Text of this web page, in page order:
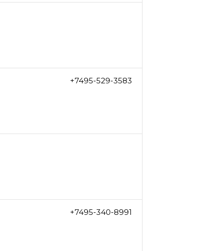
+7495-529-3583
+7495-340-8991